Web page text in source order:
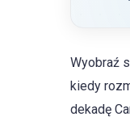
Wyobraź
kiedy
dekadę